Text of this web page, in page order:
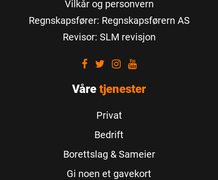
Vilkår og personvern
Regnskapsfører: Regnskapsførern AS
Revisor: SLM revisjon
Visit
Facebook
Visit
Twitter
Visit
Instagram
Visit
Youtube
Våre tjenester
Privat
Bedrift
Borettslag & Sameier
Gi noen et gavekort